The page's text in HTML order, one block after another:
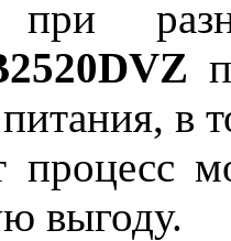
при
в
процесс
выгоду.